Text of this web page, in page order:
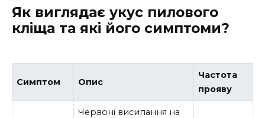
Як виглядає укус пилового
кліща та які його симптоми?
Симптом Опис
Частота
прояву
Червоні висипання на